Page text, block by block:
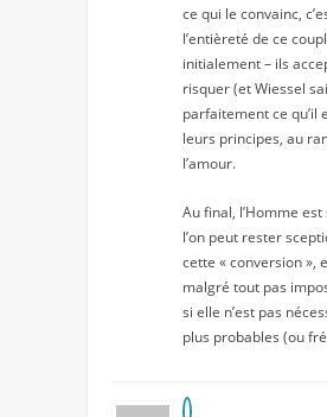
ce qui le convainc,
l’entièreté de ce
initialement – ils
risquer (et Wiessel
parfaitement ce qu’il
leurs principes, au
l’amour.
Au final, l’Homme
l’on peut rester
cette « conversion »,
malgré tout pas
si elle n’est pas
plus probables (ou